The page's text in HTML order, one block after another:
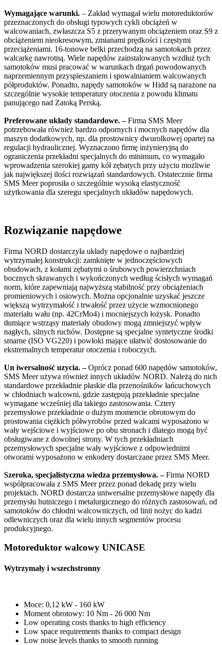
Wymagające warunki. – Zakład wymagał wielu motoreduktorów
przeznaczonych do obsługi typowych cykli obciążeń w
walcowaniach, zwłaszcza S5 z przerywanym obciążeniem oraz S9 z
obciążeniem nieokresowym, zmianami prędkości i częstymi
przeciążeniami. 16-tonowe belki przechodzą na samotokach przez
walcarkę nawrotną. Wiele napędów zainstalowanych wzdłuż tych
samotoków musi pracować w warunkach drgań powodowanych
naprzemiennym przyspieszaniem i spowalnianiem walcowanych
półproduktów. Ponadto, napędy samotoków w Hidd są narażone na
szczególnie wysokie temperatury otoczenia z powodu klimatu
panującego nad Zatoką Perską.
Preferowane układy standardowe. –Firma SMS Meer
potrzebowała również bardzo odpornych i mocnych napędów dla
maszyn dodatkowych, np. dla prostownicy dwurolkowej opartej na
regulacji hydraulicznej. Wyznaczono firmę inżynieryjną do
ograniczenia przekładni specjalnych do minimum, co wymagało
wprowadzenia szerokiej gamy kół zębatych przy użyciu możliwie
jak największej ilości rozwiązań standardowych. Ostatecznie firma
SMS Meer poprosiła o szczególnie wysoką elastyczność
użytkowania dla szeregu specjalnych układów napędowych.
Rozwiązanie napędowe
Firma NORD dostarczyła układy napędowe o najbardziej
wytrzymałej konstrukcji: zamknięte w jednoczęściowych
obudowach, z kołami zębatymi o śrubowych powierzchniach
bocznych skrawanych i wykończonych według ścisłych wymagań
norm, które zapewniają najwyższą stabilność przy obciążeniach
promieniowych i osiowych. Można opcjonalnie uzyskać jeszcze
większą wytrzymałość i trwałość przez użycie wzmocnionego
materiału wału (np. 42CrMo4) i mocniejszych łożysk. Ponadto
tłumiące wstrząsy materiały obudowy mogą zmniejszyć wpływ
nagłych, silnych ruchów. Dostępne są specjalne syntetyczne środki
smarne (ISO VG220) i powłoki mające ułatwić dostosowanie do
ekstremalnych temperatur otoczenia i roboczych.
Un iwersalność uzycia. –Oprócz ponad 600 napędów samotoków,
SMS Meer używa również innych układów NORD. Należą do nich
standardowe przekładnie płaskie dla przenośników łańcuchowych
w chłodniach walcowni, gdzie zastępują przekładnie specjalne
wymagane wcześniej dla takiego zastosowania. Cztery
przemysłowe przekładnie o dużym momencie obrotowym do
prostowania ciężkich półwyrobów przed walcami wyposażono w
wały wejściowe i wyjściowe po obu stronach i dlatego mogą być
obsługiwane z dowolnej strony. W tych przekładniach
przemysłowych specjalne wały wyjściowe z odpowiednimi
otworami wyposażono w enkodery dostarczane przez SMS Meer.
Szeroka, specjalistyczna wiedza przemysłowa. –Firma NORD
współpracowała z SMS Meer przez ponad dekadę przy wielu
projektach. NORD dostarcza uniwersalne przemysłowe napędy dla
przemysłu hutniczego i metalurgicznego do różnych zastosowań, od
samotoków do chłodni walcowniczych, od linii nożyc do kadzi
odlewniczych oraz dla wielu innych segmentów procesu
produkcyjnego.
Motoreduktor walcowy UNICASE
Wytrzymały i wszechstronny
Moce: 0,12 kW - 160 kW
Moment obrotowy: 10 Nm - 26 000 Nm
Low operating costs thanks to high efficiency
Low space requirements thanks to compact design
Low noise levels thanks to smooth running